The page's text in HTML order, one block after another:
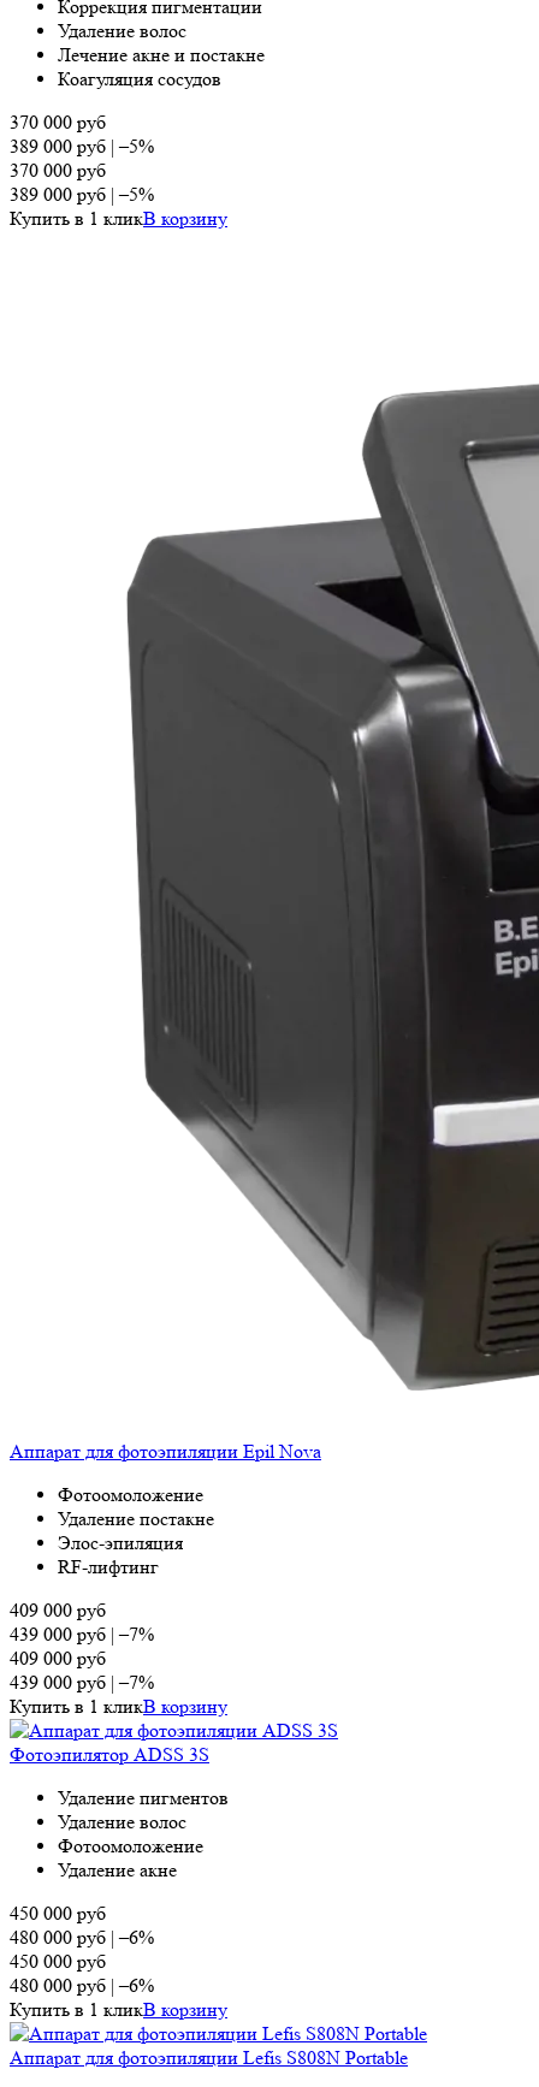
Коррекция пигментации
Удаление волос
Лечение акне и постакне
Коагуляция сосудов
370 000 руб
389 000 руб |–5%
370 000 руб
389 000 руб |–5%
Купить в 1 кликВ корзину
Аппарат для фотоэпиляции Epil Nova
Фотоомоложение
Удаление постакне
Элос-эпиляция
RF-лифтинг
409 000 руб
439 000 руб |–7%
409 000 руб
439 000 руб |–7%
Купить в 1 кликВ корзину
Фотоэпилятор ADSS 3S
Удаление пигментов
Удаление волос
Фотоомоложение
Удаление акне
450 000 руб
480 000 руб |–6%
450 000 руб
480 000 руб |–6%
Купить в 1 кликВ корзину
Аппарат для фотоэпиляции Lefis S808N Portable